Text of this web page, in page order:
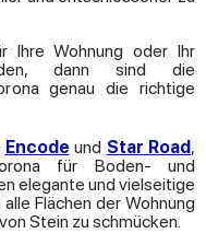
Ihre Wohnung oder Ihr
dann sind die
genau die richtige
Encode und Star Road,
für Boden- und
elegante und vielseitige
Flächen der Wohnung
Stein zu schmücken.